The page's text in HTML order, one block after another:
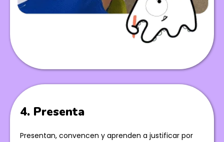
4. Presenta
Presentan, convencen y aprenden a justificar por